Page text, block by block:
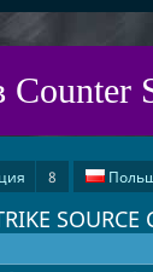
Counter
8
Венгрия 1